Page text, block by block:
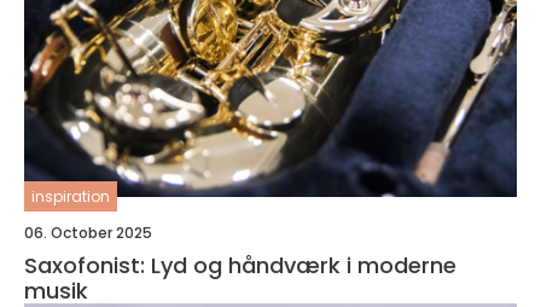
inspiration
06. October 2025
Saxofonist: Lyd og håndværk i moderne
musik